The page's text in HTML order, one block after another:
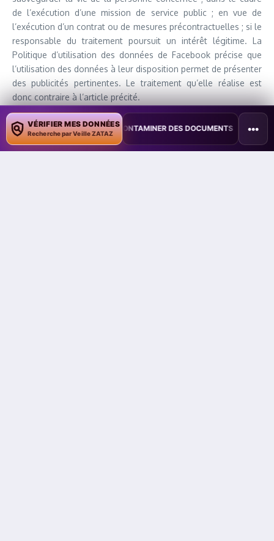
de l’exécution d’une mission de service public ; en vue de
l’exécution d’un contrat ou de mesures précontractuelles ; si le
responsable du traitement poursuit un intérêt légitime. La
Politique d’utilisation des données de Facebook précise que
l’utilisation des données à leur disposition permet de présenter
des publicités pertinentes. Le traitement qu’elle réalise est
donc contraire à l’article précité.
Enfin la CNIL constate que Facebook continue à transférer les
données provenant de l’Union européenne vers les Etats-Unis
sur la base du Safe Harbor, lequel a été invalidé le 6 octobre
VÉRIFIER MES DONNÉES
Recherche par Veille ZATAZ
POUR CONTAMINER DES DOCUMENTS • TAÏWAN TESTE UNE
•••